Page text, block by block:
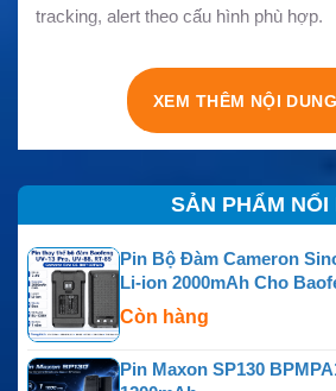
tracking, alert theo cấu hình phù hợp.
XEM THÊM NỘI DUNG
SẢN PHẨM NỔI
Pin Bộ Đàm Cameron
Li-ion 2000mAh Cho
MURS, UV-88, RT-85,
P15UV
Còn hàng
Pin Maxon SP130